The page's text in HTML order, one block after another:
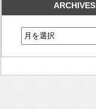
ARCHIVES